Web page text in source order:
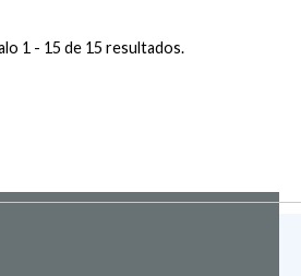
1 - 15 de 15 resultados.